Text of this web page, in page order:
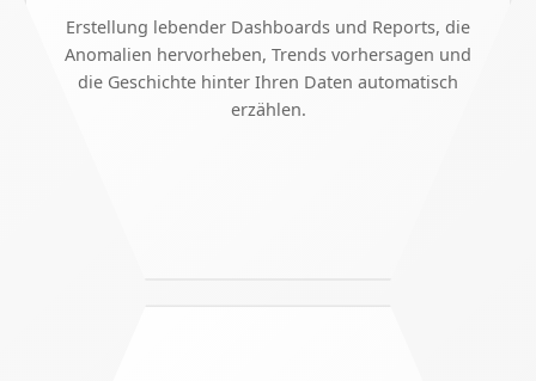
Erstellung lebender Dashboards und Reports, die
Anomalien hervorheben, Trends vorhersagen und
die Geschichte hinter Ihren Daten automatisch
erzählen.